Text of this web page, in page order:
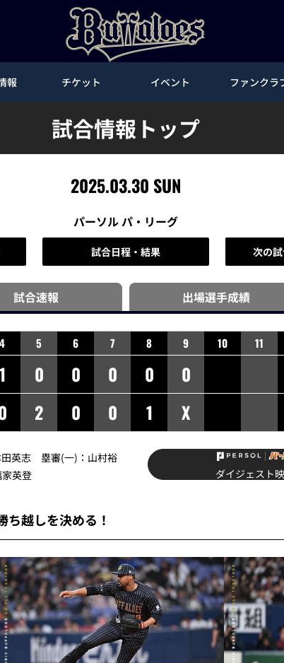
報 チケット イベント ファンクラ
試合情報トップ
2025.03.30 SUN
パーソル パ・リーグ
試合日程・結果 次の
試合速報 出場選手成績
4 5 6 7 8 9 10 11
1 0 0 0 0
0
2 0 0 1 X
田英志 塁審(一)：山村裕
英登
ダイジェスト
越しを決める！